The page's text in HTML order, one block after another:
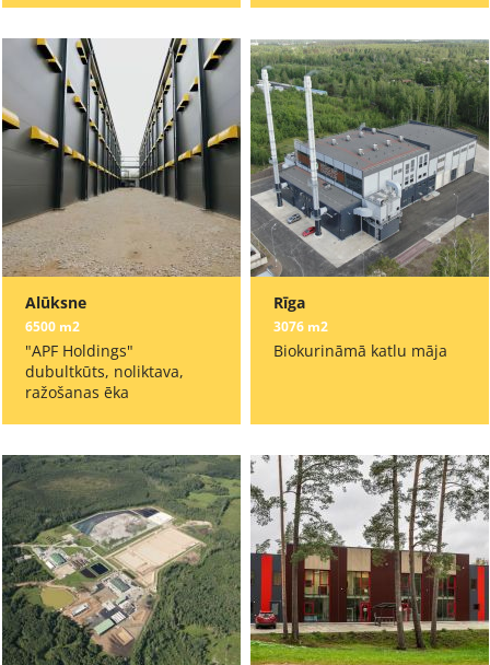
Alūksne
6500 m2
"APF Holdings"
dubultkūts, noliktava,
ražošanas ēka
Rīga
3076 m2
Biokurināmā katlu māja